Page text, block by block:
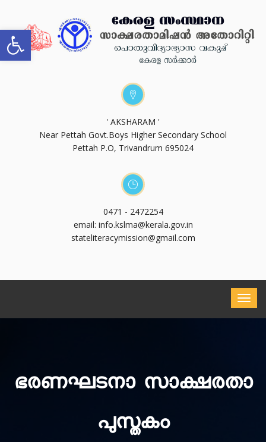
Open toolbar
' AKSHARAM '
Near Pettah Govt.Boys Higher Secondary School
Pettah P.O, Trivandrum 695024
0471 - 2472254
email: info.kslma@kerala.gov.in
stateliteracymission@gmail.com
ഭരണഘടനാ സാക്ഷരതാ
പുസ്തകം